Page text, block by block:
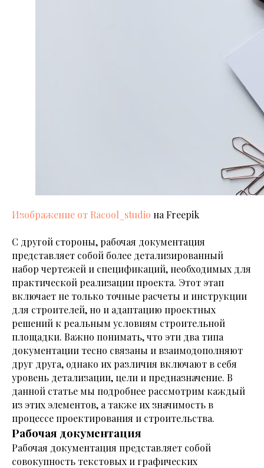
Изображение от Racool_studio на Freepik
С другой стороны, рабочая документация
представляет собой более детализированный
набор чертежей и спецификаций, необходимых для
практической реализации проекта. Этот этап
включает не только точные расчеты и инструкции
для строителей, но и адаптацию проектных
решений к реальным условиям строительной
площадки. Важно понимать, что эти два типа
документации тесно связаны и взаимодополняют
друг друга, однако их различия включают в себя
уровень детализации, цели и предназначение. В
данной статье мы подробнее рассмотрим каждый
из этих элементов, а также их значимость в
процессе проектирования и строительства.
Рабочая документация
Рабочая документация представляет собой
совокупность текстовых и графических